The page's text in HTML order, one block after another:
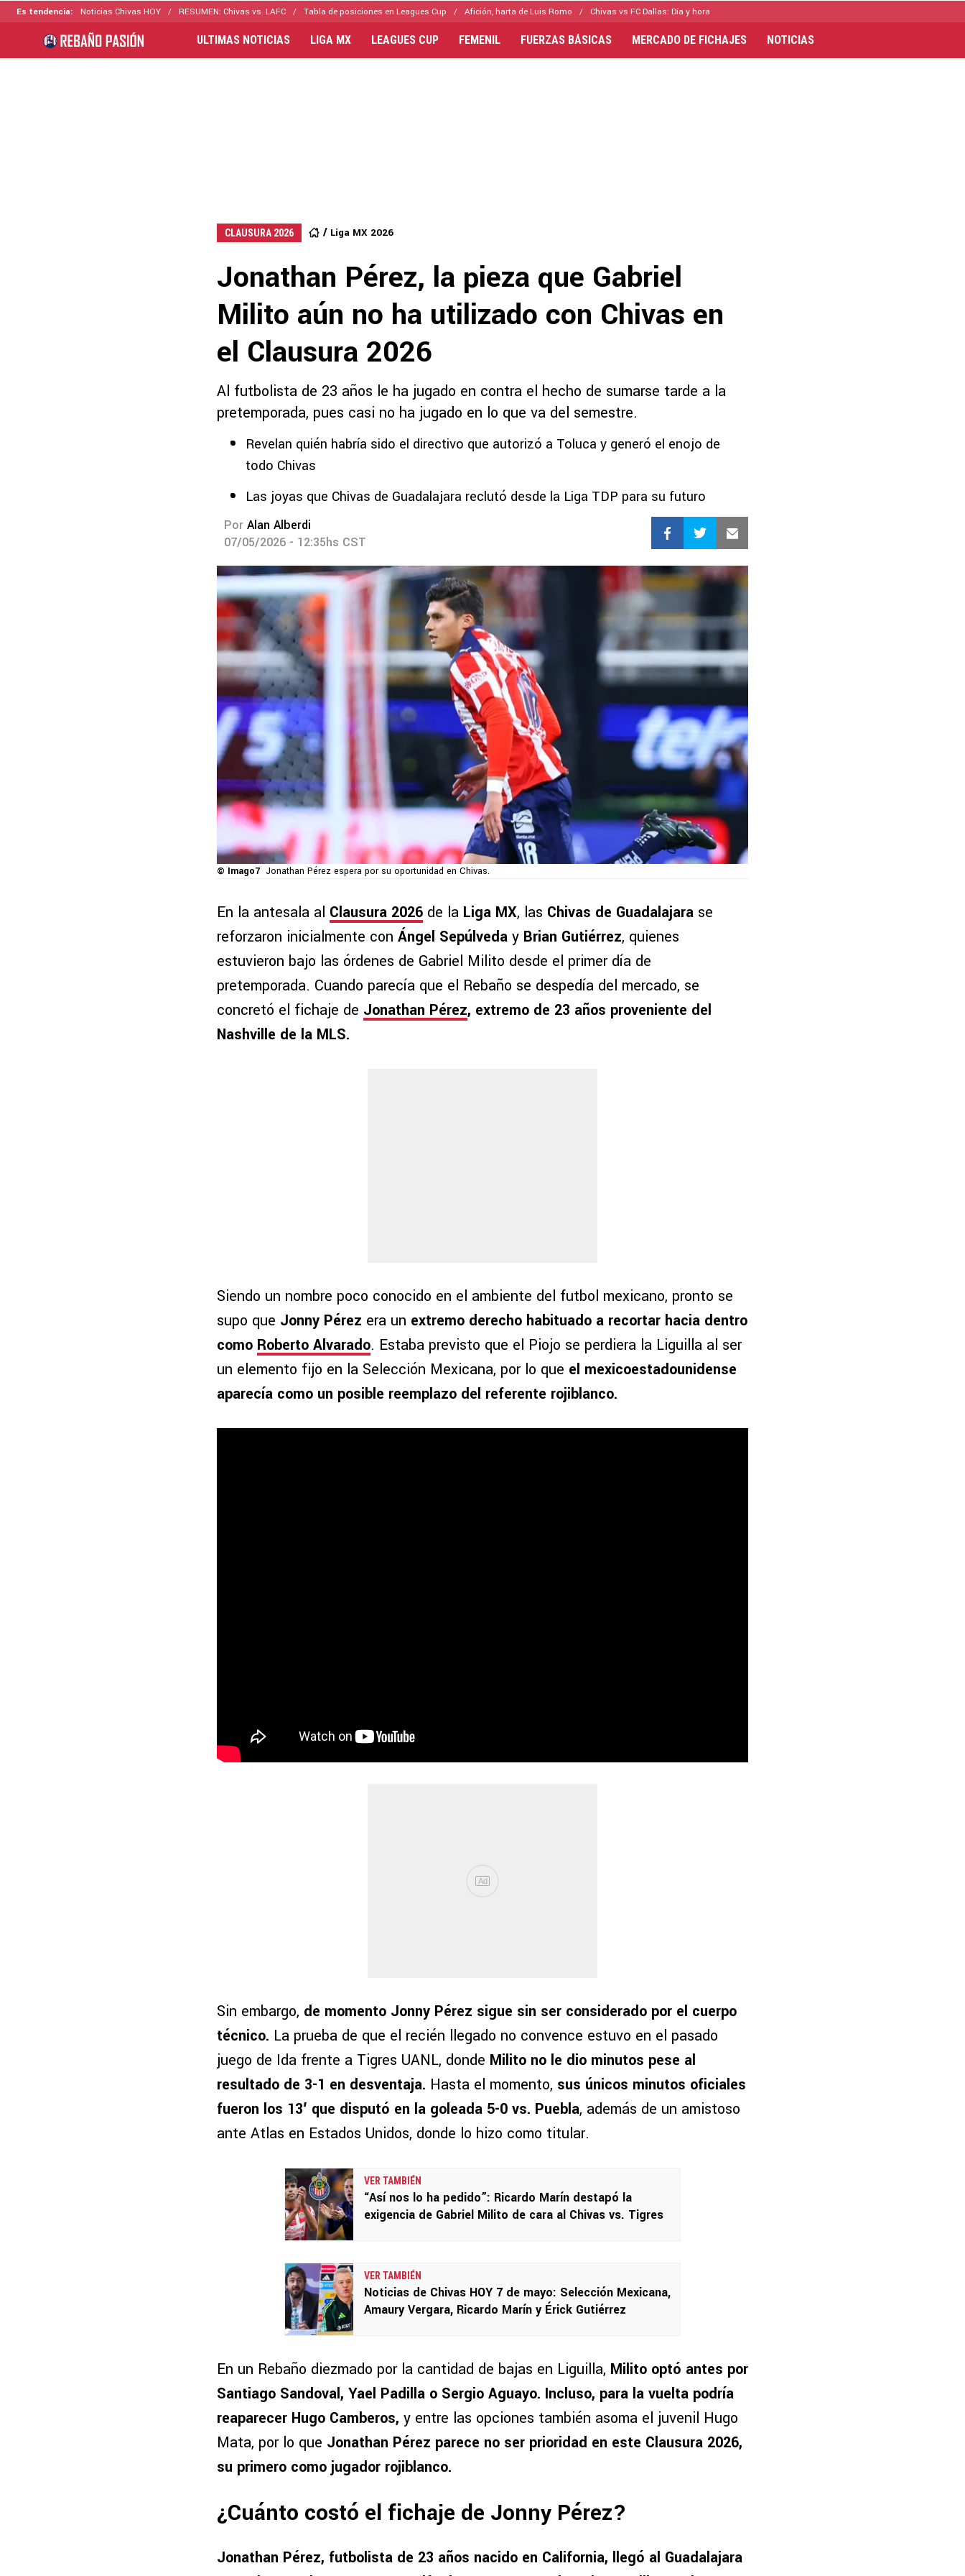
Es tendencia: Noticias Chivas HOY RESUMEN: Chivas vs. LAFC Tabla de posiciones en Leagues Cup Afición, harta de Luis Romo Chivas vs FC Dallas: Día y hora
ULTIMAS NOTICIAS LIGA MX LEAGUES CUP FEMENIL FUERZAS BÁSICAS MERCADO DE FICHAJES NOTICIAS
CLAUSURA 2026 Liga MX 2026
Jonathan Pérez, la pieza que Gabriel
Milito aún no ha utilizado con Chivas en
el Clausura 2026
Al futbolista de 23 años le ha jugado en contra el hecho de sumarse tarde a la
pretemporada, pues casi no ha jugado en lo que va del semestre.
Revelan quién habría sido el directivo que autorizó a Toluca y generó el enojo de
todo Chivas
Las joyas que Chivas de Guadalajara reclutó desde la Liga TDP para su futuro
Por Alan Alberdi
07/05/2026 - 12:35hs CST
© Imago7 Jonathan Pérez espera por su oportunidad en Chivas.
En la antesala al Clausura 2026 de la Liga MX, las Chivas de Guadalajara se
reforzaron inicialmente con Ángel Sepúlveda y Brian Gutiérrez, quienes
estuvieron bajo las órdenes de Gabriel Milito desde el primer día de
pretemporada. Cuando parecía que el Rebaño se despedía del mercado, se
concretó el fichaje de Jonathan Pérez, extremo de 23 años proveniente del
Nashville de la MLS.
Siendo un nombre poco conocido en el ambiente del futbol mexicano, pronto se
supo que Jonny Pérez era un extremo derecho habituado a recortar hacia dentro
como Roberto Alvarado. Estaba previsto que el Piojo se perdiera la Liguilla al ser
un elemento fijo en la Selección Mexicana, por lo que el mexicoestadounidense
aparecía como un posible reemplazo del referente rojiblanco.
Sin embargo, de momento Jonny Pérez sigue sin ser considerado por el cuerpo
técnico. La prueba de que el recién llegado no convence estuvo en el pasado
juego de Ida frente a Tigres UANL, donde Milito no le dio minutos pese al
resultado de 3-1 en desventaja. Hasta el momento, sus únicos minutos oficiales
fueron los 13′ que disputó en la goleada 5-0 vs. Puebla, además de un amistoso
ante Atlas en Estados Unidos, donde lo hizo como titular.
VER TAMBIÉN
“Así nos lo ha pedido”: Ricardo Marín destapó la
exigencia de Gabriel Milito de cara al Chivas vs. Tigres
VER TAMBIÉN
Noticias de Chivas HOY 7 de mayo: Selección Mexicana,
Amaury Vergara, Ricardo Marín y Érick Gutiérrez
En un Rebaño diezmado por la cantidad de bajas en Liguilla, Milito optó antes por
Santiago Sandoval, Yael Padilla o Sergio Aguayo. Incluso, para la vuelta podría
reaparecer Hugo Camberos, y entre las opciones también asoma el juvenil Hugo
Mata, por lo que Jonathan Pérez parece no ser prioridad en este Clausura 2026,
su primero como jugador rojiblanco.
¿Cuánto costó el fichaje de Jonny Pérez?
Jonathan Pérez, futbolista de 23 años nacido en California, llegó al Guadalajara